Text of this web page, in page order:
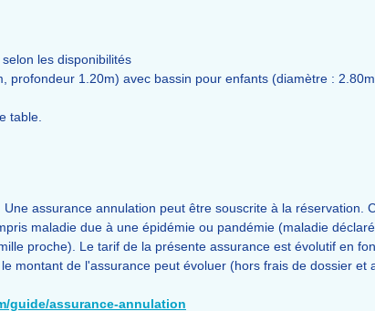
les disponibilités
profondeur 1.20m) avec bassin pour enfants (diamètre :
table.
Une assurance annulation peut être souscrite à la réservation.
maladie due à une épidémie ou pandémie (maladie
proche). Le tarif de la présente assurance est évolutif en
montant de l'assurance peut évoluer (hors frais de dossier
guide/assurance-annulation